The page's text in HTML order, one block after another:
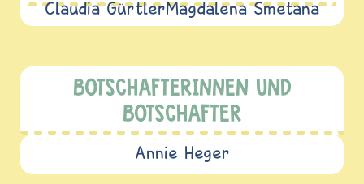
Claudia GürtlerMagdalena Smetana
BOTSCHAFTERINNEN UND
BOTSCHAFTER
Annie Heger